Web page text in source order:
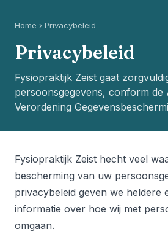
Home › Privacybeleid
Privacybeleid
Fysiopraktijk Zeist gaat
persoonsgegevens, conform de
Verordening
Fysiopraktijk Zeist hecht veel
bescherming van uw
privacybeleid geven we heldere
informatie over hoe wij met
omgaan.